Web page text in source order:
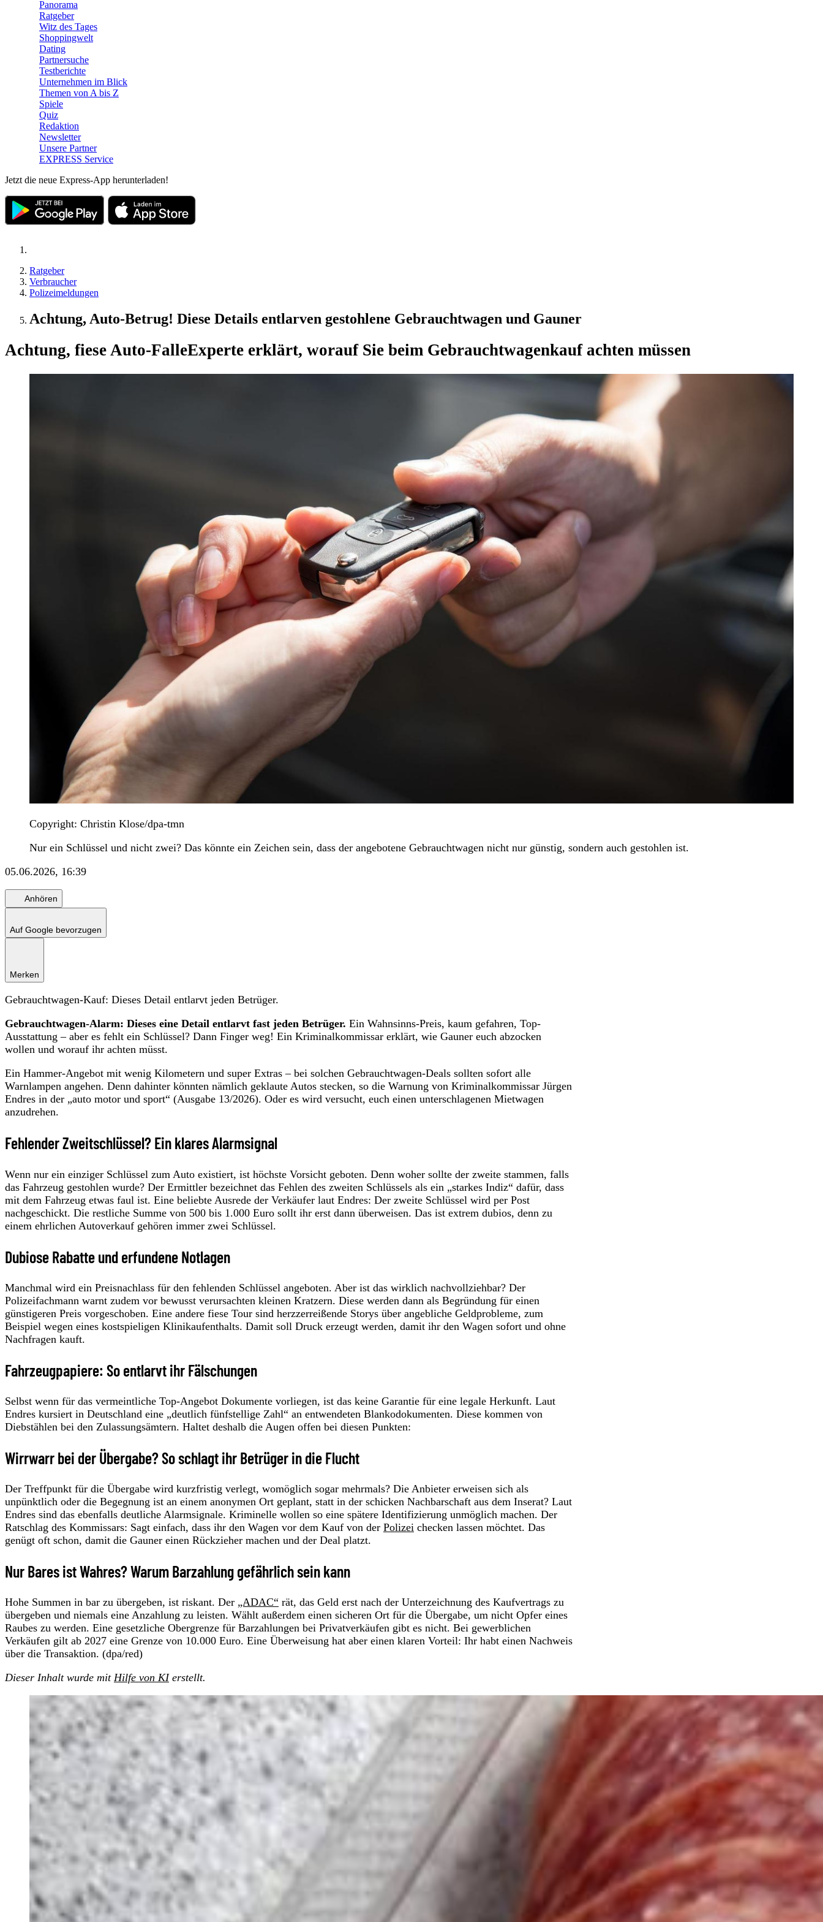
Panorama
Ratgeber
Witz des Tages
Shoppingwelt
Dating
Partnersuche
Testberichte
Unternehmen im Blick
Themen von A bis Z
Spiele
Quiz
Redaktion
Newsletter
Unsere Partner
EXPRESS Service
Jetzt die neue Express-App herunterladen!
Ratgeber
Verbraucher
Polizeimeldungen
Achtung, Auto-Betrug! Diese Details entlarven gestohlene Gebrauchtwagen und Gauner
Achtung, fiese Auto-FalleExperte erklärt, worauf Sie beim Gebrauchtwagenkauf achten müssen
Copyright: Christin Klose/dpa-tmn
Nur ein Schlüssel und nicht zwei? Das könnte ein Zeichen sein, dass der angebotene Gebrauchtwagen nicht nur günstig, sondern auch gestohlen ist.
05.06.2026, 16:39
Anhören
Auf Google bevorzugen
Merken
Gebrauchtwagen-Kauf: Dieses Detail entlarvt jeden Betrüger.
Gebrauchtwagen-Alarm: Dieses eine Detail entlarvt fast jeden Betrüger. Ein Wahnsinns-Preis, kaum gefahren, Top-
Ausstattung – aber es fehlt ein Schlüssel? Dann Finger weg! Ein Kriminalkommissar erklärt, wie Gauner euch abzocken
wollen und worauf ihr achten müsst.
Ein Hammer-Angebot mit wenig Kilometern und super Extras – bei solchen Gebrauchtwagen-Deals sollten sofort alle
Warnlampen angehen. Denn dahinter könnten nämlich geklaute Autos stecken, so die Warnung von Kriminalkommissar Jürgen
Endres in der „auto motor und sport“ (Ausgabe 13/2026). Oder es wird versucht, euch einen unterschlagenen Mietwagen
anzudrehen.
Fehlender Zweitschlüssel? Ein klares Alarmsignal
Wenn nur ein einziger Schlüssel zum Auto existiert, ist höchste Vorsicht geboten. Denn woher sollte der zweite stammen, falls
das Fahrzeug gestohlen wurde? Der Ermittler bezeichnet das Fehlen des zweiten Schlüssels als ein „starkes Indiz“ dafür, dass
mit dem Fahrzeug etwas faul ist. Eine beliebte Ausrede der Verkäufer laut Endres: Der zweite Schlüssel wird per Post
nachgeschickt. Die restliche Summe von 500 bis 1.000 Euro sollt ihr erst dann überweisen. Das ist extrem dubios, denn zu
einem ehrlichen Autoverkauf gehören immer zwei Schlüssel.
Dubiose Rabatte und erfundene Notlagen
Manchmal wird ein Preisnachlass für den fehlenden Schlüssel angeboten. Aber ist das wirklich nachvollziehbar? Der
Polizeifachmann warnt zudem vor bewusst verursachten kleinen Kratzern. Diese werden dann als Begründung für einen
günstigeren Preis vorgeschoben. Eine andere fiese Tour sind herzzerreißende Storys über angebliche Geldprobleme, zum
Beispiel wegen eines kostspieligen Klinikaufenthalts. Damit soll Druck erzeugt werden, damit ihr den Wagen sofort und ohne
Nachfragen kauft.
Fahrzeugpapiere: So entlarvt ihr Fälschungen
Selbst wenn für das vermeintliche Top-Angebot Dokumente vorliegen, ist das keine Garantie für eine legale Herkunft. Laut
Endres kursiert in Deutschland eine „deutlich fünfstellige Zahl“ an entwendeten Blankodokumenten. Diese kommen von
Diebstählen bei den Zulassungsämtern. Haltet deshalb die Augen offen bei diesen Punkten:
Wirrwarr bei der Übergabe? So schlagt ihr Betrüger in die Flucht
Der Treffpunkt für die Übergabe wird kurzfristig verlegt, womöglich sogar mehrmals? Die Anbieter erweisen sich als
unpünktlich oder die Begegnung ist an einem anonymen Ort geplant, statt in der schicken Nachbarschaft aus dem Inserat? Laut
Endres sind das ebenfalls deutliche Alarmsignale. Kriminelle wollen so eine spätere Identifizierung unmöglich machen. Der
Ratschlag des Kommissars: Sagt einfach, dass ihr den Wagen vor dem Kauf von der Polizei checken lassen möchtet. Das
genügt oft schon, damit die Gauner einen Rückzieher machen und der Deal platzt.
Nur Bares ist Wahres? Warum Barzahlung gefährlich sein kann
Hohe Summen in bar zu übergeben, ist riskant. Der „ADAC“ rät, das Geld erst nach der Unterzeichnung des Kaufvertrags zu
übergeben und niemals eine Anzahlung zu leisten. Wählt außerdem einen sicheren Ort für die Übergabe, um nicht Opfer eines
Raubes zu werden. Eine gesetzliche Obergrenze für Barzahlungen bei Privatverkäufen gibt es nicht. Bei gewerblichen
Verkäufen gilt ab 2027 eine Grenze von 10.000 Euro. Eine Überweisung hat aber einen klaren Vorteil: Ihr habt einen Nachweis
über die Transaktion. (dpa/red)
Dieser Inhalt wurde mit Hilfe von KIerstellt.